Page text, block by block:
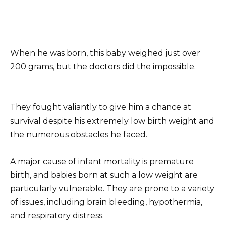
When he was born, this baby weighed just over
200 grams, but the doctors did the impossible.
They fought valiantly to give him a chance at
survival despite his extremely low birth weight and
the numerous obstacles he faced.
A major cause of infant mortality is premature
birth, and babies born at such a low weight are
particularly vulnerable. They are prone to a variety
of issues, including brain bleeding, hypothermia,
and respiratory distress.